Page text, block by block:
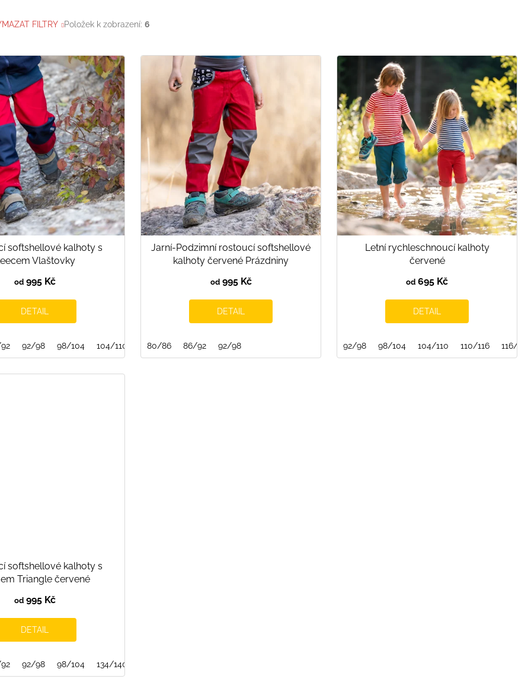
FILTRY Položek k zobrazení: 6
softshellové kalhoty s
Vlaštovky
od995 Kč
DETAIL
92/98 98/104 104/110 110/116
Jarní-Podzimní rostoucí softshellové
kalhoty červené Prázdniny
od995 Kč
DETAIL
80/86 86/92 92/98
Letní rychleschnoucí kalhoty
červené
od 695 Kč
DETAIL
92/98 98/104 104/110 110/116 116/122
softshellové kalhoty s
Triangle červené
od995 Kč
DETAIL
92/98 98/104 134/140